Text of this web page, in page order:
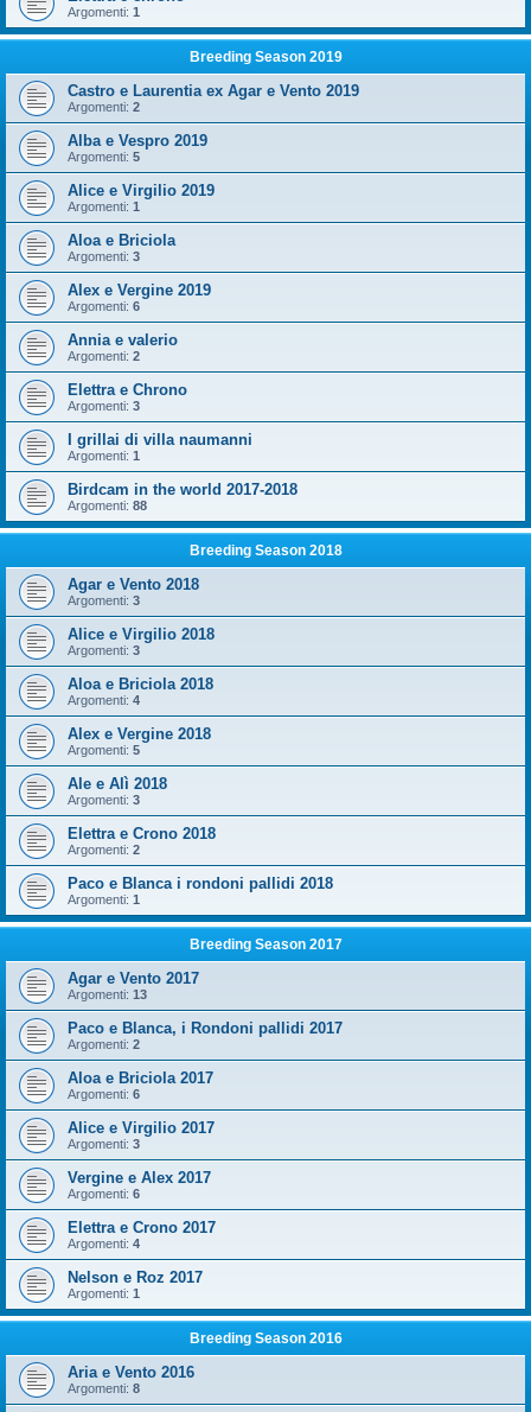
Argomenti: 1
Breeding Season 2019
Castro e Laurentia ex Agar e Vento 2019
Argomenti: 2
Alba e Vespro 2019
Argomenti: 5
Alice e Virgilio 2019
Argomenti: 1
Aloa e Briciola
Argomenti: 3
Alex e Vergine 2019
Argomenti: 6
Annia e valerio
Argomenti: 2
Elettra e Chrono
Argomenti: 3
I grillai di villa naumanni
Argomenti: 1
Birdcam in the world 2017-2018
Argomenti: 88
Breeding Season 2018
Agar e Vento 2018
Argomenti: 3
Alice e Virgilio 2018
Argomenti: 3
Aloa e Briciola 2018
Argomenti: 4
Alex e Vergine 2018
Argomenti: 5
Ale e Alì 2018
Argomenti: 3
Elettra e Crono 2018
Argomenti: 2
Paco e Blanca i rondoni pallidi 2018
Argomenti: 1
Breeding Season 2017
Agar e Vento 2017
Argomenti: 13
Paco e Blanca, i Rondoni pallidi 2017
Argomenti: 2
Aloa e Briciola 2017
Argomenti: 6
Alice e Virgilio 2017
Argomenti: 3
Vergine e Alex 2017
Argomenti: 6
Elettra e Crono 2017
Argomenti: 4
Nelson e Roz 2017
Argomenti: 1
Breeding Season 2016
Aria e Vento 2016
Argomenti: 8